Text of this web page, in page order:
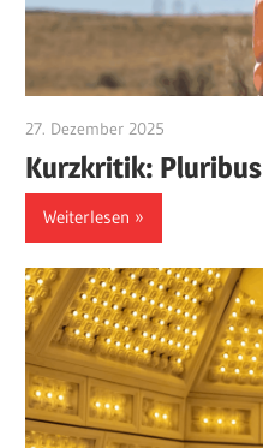
27. Dezember 2025
Kurzkritik: Pluribus
Weiterlesen